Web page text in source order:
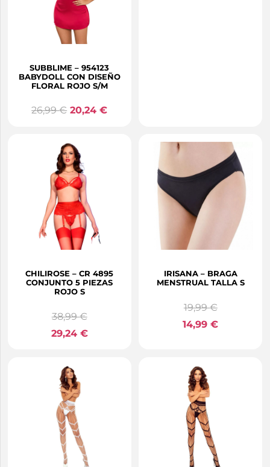
SUBBLIME – 954123
BABYDOLL CON DISEÑO
FLORAL ROJO S/M
26,99€ 20,24€
CHILIROSE – CR 4895
CONJUNTO 5 PIEZAS
ROJO S
38,99€
29,24 €
IRISANA – BRAGA
MENSTRUAL TALLA S
19,99€
14,99€